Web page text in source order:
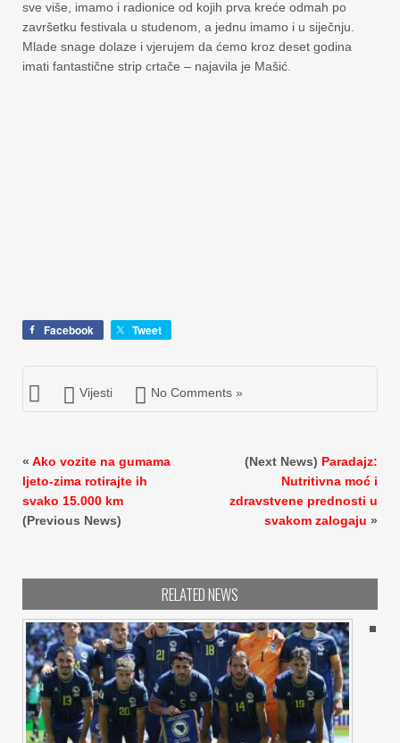
sve više, imamo i radionice od kojih prva kreće odmah po
završetku festivala u studenom, a jednu imamo i u siječnju.
Mlade snage dolaze i vjerujem da ćemo kroz deset godina
imati fantastične strip crtače – najavila je Mašić.
Facebook Tweet
Vijesti No Comments »
« Ako vozite na gumama
ljeto-zima rotirajte ih
svako 15.000 km
(Previous News)
(Next News) Paradajz:
Nutritivna moć i
zdravstvene prednosti u
svakom zalogaju »
RELATED NEWS